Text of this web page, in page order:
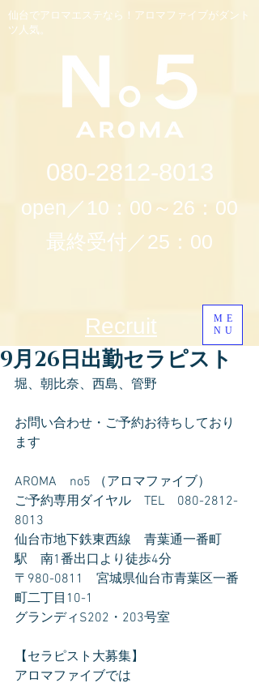
仙台でアロマエステなら！アロマファイブがダント
ツ人気。
080-2812-8013
open／10：00～26：00
最終受付／25：00
ME
NU
Recruit
9月26日出勤セラピスト
堀、朝比奈、西島、管野
お問い合わせ・ご予約お待ちしており
ます
AROMA　no5 （アロマファイブ）
ご予約専用ダイヤル　TEL　080-2812-
8013
仙台市地下鉄東西線　青葉通一番町
駅　南1番出口より徒歩4分
〒980-0811　宮城県仙台市青葉区一番
町二丁目10-1
グランディS202・203号室
【セラピスト大募集】
アロマファイブでは